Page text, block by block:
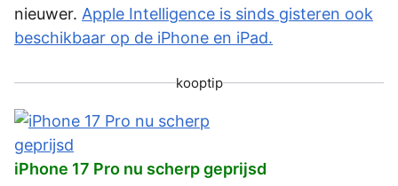
nieuwer. Apple Intelligence is sinds gisteren ook
beschikbaar op de iPhone en iPad.
kooptip
iPhone 17 Pro nu scherp geprijsd